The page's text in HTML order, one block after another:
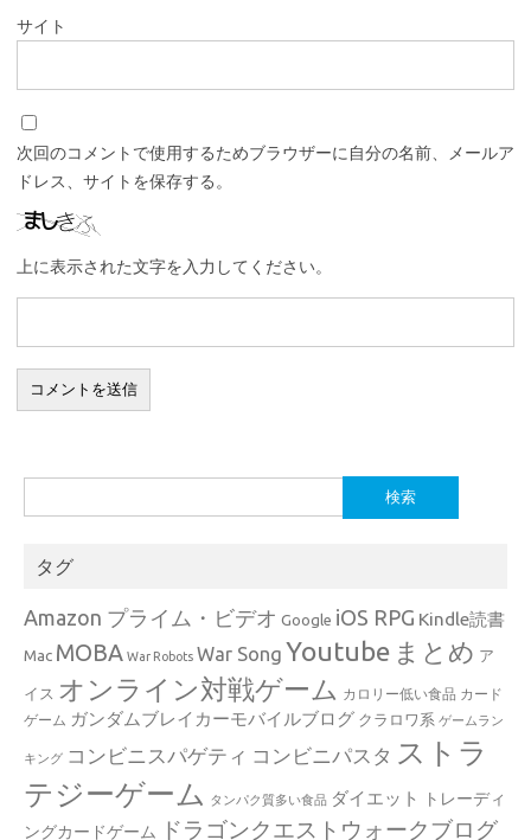
サイト
次回のコメントで使用するためブラウザーに自分の名前、メールア
ドレス、サイトを保存する。
上に表示された文字を入力してください。
索:
タグ
Amazon プライム・ビデオ Google iOS RPG Kindle読書
Mac MOBA War Robots War Song Youtube まとめ ア
イス オンライン対戦ゲーム カロリー低い食品 カード
ゲーム ガンダムブレイカーモバイルブログ クラロワ系 ゲームラン
キング コンビニスパゲティ コンビニパスタ ストラ
テジーゲーム
タンパク質多い食品 ダイエット
トレーディ
ングカードゲーム
ドラゴンクエストウォークブログ